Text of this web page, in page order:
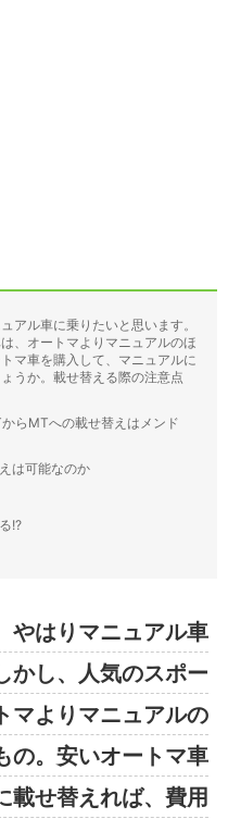
アル車に乗りたいと思います。
、オートマよりマニュアルのほ
マ車を購入して、マニュアルに
うか。載せ替える際の注意点
らMTへの載せ替えはメンド
は可能なのか
!?
やはりマニュアル車
かし、人気のスポー
マよりマニュアルの
の。安いオートマ車
載せ替えれば、費用